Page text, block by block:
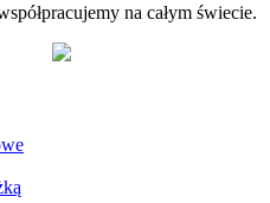
na całym świecie.